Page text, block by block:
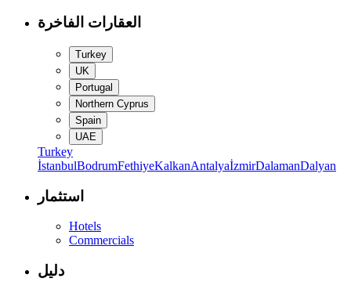
العقارات الفاخرة
Turkey
UK
Portugal
Northern Cyprus
Spain
UAE
Turkey
İstanbulBodrumFethiyeKalkanAntalyaİzmirDalamanDalyan
استثمار
Hotels
Commercials
دليل